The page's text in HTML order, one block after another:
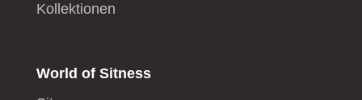
Kollektionen
World of Sitness